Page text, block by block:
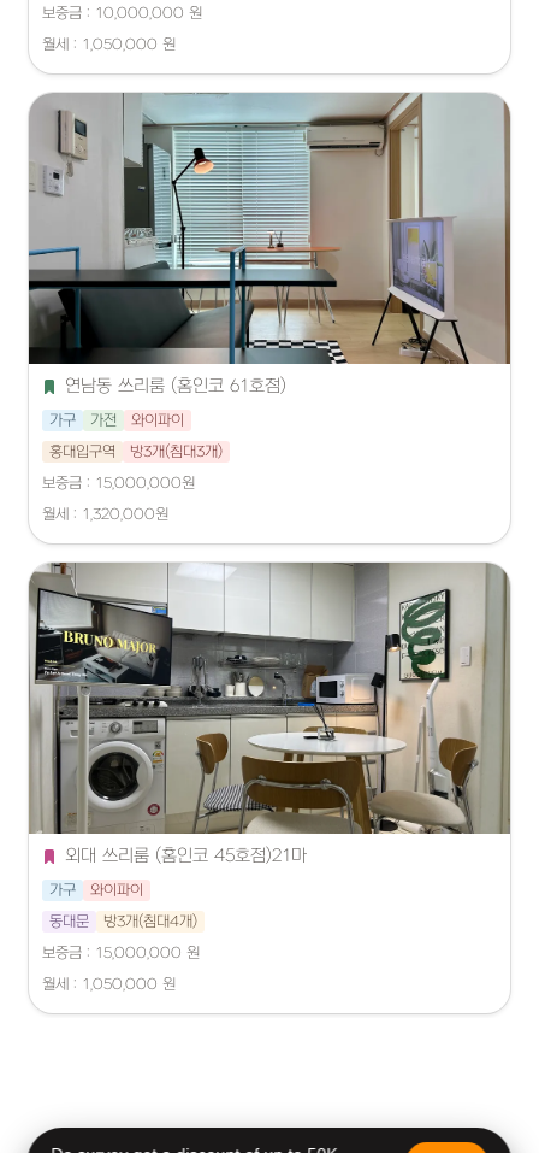
보증금 : 10,000,000 원
월세 : 1,050,000 원
연남동 쓰리룸 (홈인코 61호점)
가구 가전
와이파이
홍대입구역
방3개(침대3개)
보증금 : 15,000,000원
월세 : 1,320,000원
외대 쓰리룸 (홈인코 45호점)21마
가구
와이파이
동대문
방3개(침대4개)
보증금 : 15,000,000 원
월세 : 1,050,000 원